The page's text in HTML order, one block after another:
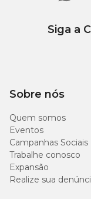
Sobre nós
Quem somos
Eventos
Campanhas Sociais
Trabalhe conosco
Expansão
Realize sua
Siga a